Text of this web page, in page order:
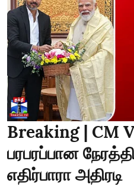
Breaking | CM
பரபரப்பான
எதிர்பாரா அதிரடி